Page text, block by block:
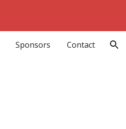
Sponsors Contact